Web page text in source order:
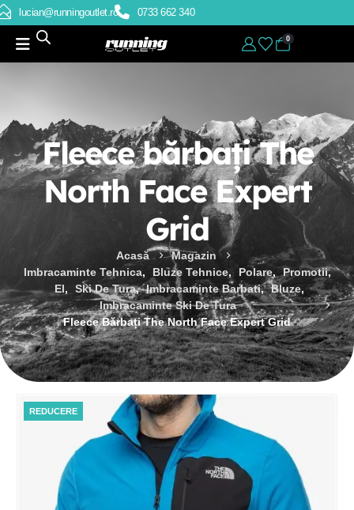
lucian@runningoutlet.ro 0733 662 340
0
Fleece bărbați The
North Face Expert
Grid
Acasă
Magazin
Imbracaminte Tehnica, Bluze Tehnice, Polare, Promotii,
El, Ski De Tura, Imbracaminte Barbati, Bluze,
Imbracaminte Ski De Tura
Fleece Bărbați The North Face Expert Grid
REDUCERE